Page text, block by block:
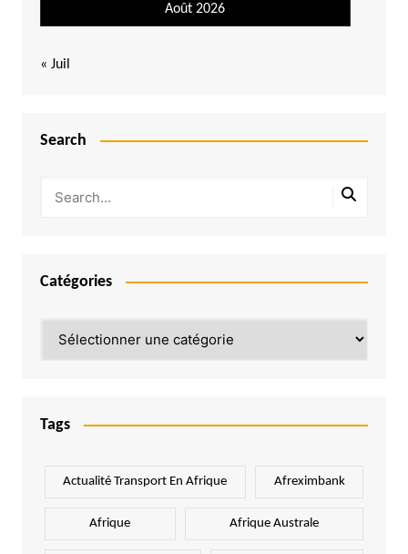
Août 2026
« Juil
Search
Catégories
Tags
Actualité Transport En Afrique Afreximbank
Afrique Afrique Australe